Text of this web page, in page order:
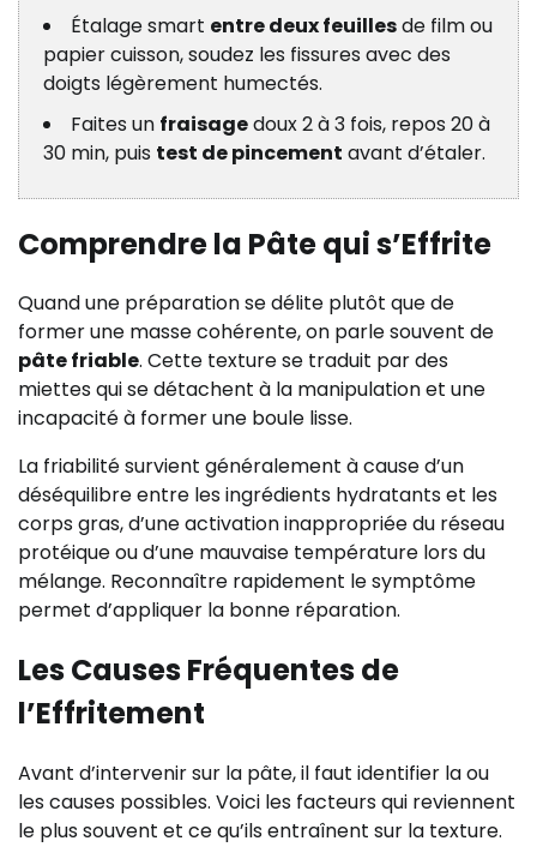
Étalage smart entre deux feuillesde film ou
papier cuisson, soudez les fissures avec des
doigts légèrement humectés.
Faites un fraisagedoux 2 à 3 fois, repos 20 à
30 min, puis test de pincement avant d’étaler.
Comprendre la Pâte qui s’Effrite
Quand une préparation se délite plutôt que de
former une masse cohérente, on parle souvent de
pâte friable. Cette texture se traduit par des
miettes qui se détachent à la manipulation et une
incapacité à former une boule lisse.
La friabilité survient généralement à cause d’un
déséquilibre entre les ingrédients hydratants et les
corps gras, d’une activation inappropriée du réseau
protéique ou d’une mauvaise température lors du
mélange. Reconnaître rapidement le symptôme
permet d’appliquer la bonne réparation.
Les Causes Fréquentes de
l’Effritement
Avant d’intervenir sur la pâte, il faut identifier la ou
les causes possibles. Voici les facteurs qui reviennent
le plus souvent et ce qu’ils entraînent sur la texture.